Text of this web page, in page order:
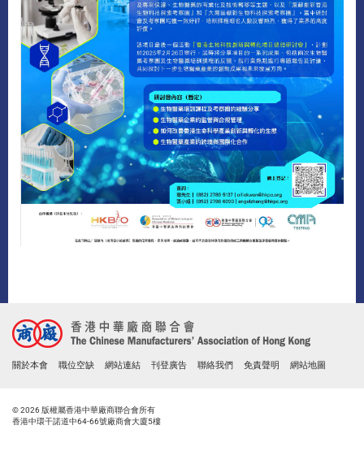
關於本會 職位空缺 網站連結 刊登廣告 聯絡我們 免責聲明 網站地圖
© 2026 版權屬香港中華廠商聯合會所有
香港中環干諾道中64-66號廠商會大廈5樓